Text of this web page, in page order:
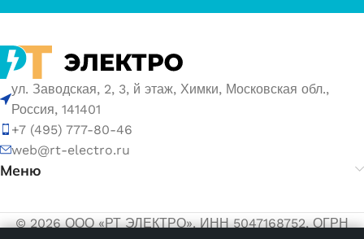
ул. Заводская, 2, 3, й этаж, Химки, Московская обл.,
Россия, 141401
+7 (495) 777-80-46
web@rt-electro.ru
Меню
© 2026 ООО «РТ ЭЛЕКТРО». ИНН 5047168752, ОГРН